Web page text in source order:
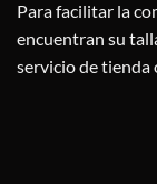
Para facilitar la
encuentran su
servicio de tienda